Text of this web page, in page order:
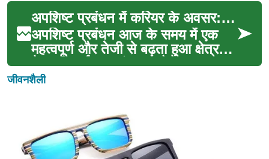
अपशिष्ट प्रबंधन में करियर के अवसर: एक विस्तृत मार्गदर्शिका
अपशिष्ट प्रबंधन आज के समय में एक
महत्वपूर्ण और तेजी से बढ़ता हुआ क्षेत्र
है। यह पर्यावरण संरक्षण और सतत
विकास के लिए ...
जीवनशैली